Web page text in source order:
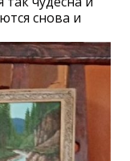
снова и